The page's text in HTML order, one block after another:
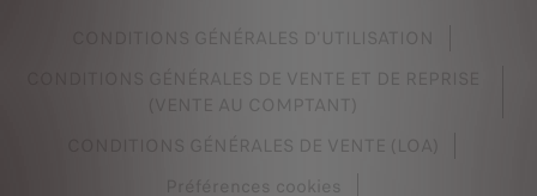
CONDITIONS GÉNÉRALES D'UTILISATION
CONDITIONS GÉNÉRALES DE VENTE ET DE REPRISE
(VENTE AU COMPTANT)
CONDITIONS GÉNÉRALES DE VENTE (LOA)
Préférences cookies